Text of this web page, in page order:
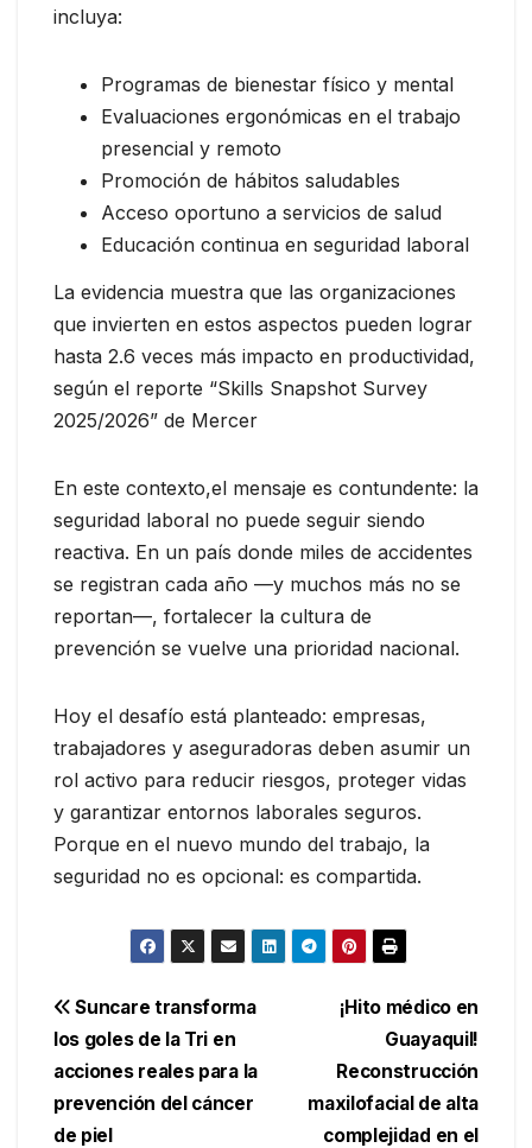
incluya:
Programas de bienestar físico y mental
Evaluaciones ergonómicas en el trabajo
presencial y remoto
Promoción de hábitos saludables
Acceso oportuno a servicios de salud
Educación continua en seguridad laboral
La evidencia muestra que las organizaciones
que invierten en estos aspectos pueden lograr
hasta 2.6 veces más impacto en productividad,
según el reporte “Skills Snapshot Survey
2025/2026” de Mercer
En este contexto,el mensaje es contundente: la
seguridad laboral no puede seguir siendo
reactiva. En un país donde miles de accidentes
se registran cada año —y muchos más no se
reportan—, fortalecer la cultura de
prevención se vuelve una prioridad nacional.
Hoy el desafío está planteado: empresas,
trabajadores y aseguradoras deben asumir un
rol activo para reducir riesgos, proteger vidas
y garantizar entornos laborales seguros.
Porque en el nuevo mundo del trabajo, la
seguridad no es opcional: es compartida.
Navegación
de
entradas
¡Hito médico en
Guayaquil!
Reconstrucción
maxilofacial de alta
complejidad en el
Suncare transforma
los goles de la Tri en
acciones reales para la
prevención del cáncer
de piel